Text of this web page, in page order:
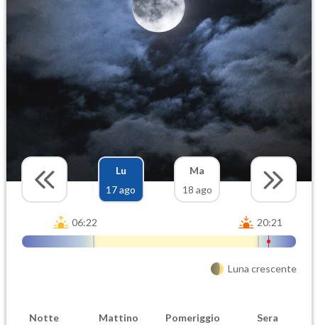
Lu
17 ago
Ma
18 ago
06:22 20:21
Luna crescente
Notte Mattino Pomeriggio Sera